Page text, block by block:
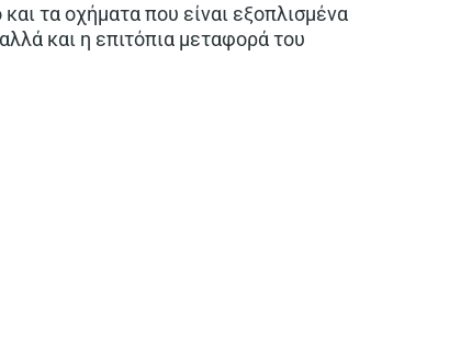
τα οχήματα που είναι εξοπλισμένα
και η επιτόπια μεταφορά του